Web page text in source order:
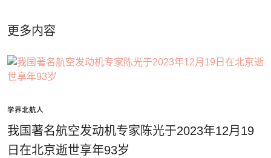
更多内容
学界北航人
我国著名航空发动机专家陈光于2023年12月19
日在北京逝世享年93岁